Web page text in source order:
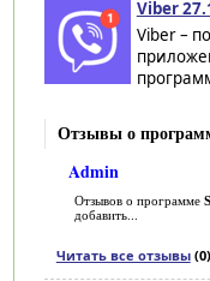
Viber
Viber –
Отзывы о
Admin
Отзывов о программе
добавить...
Читать все отзывы